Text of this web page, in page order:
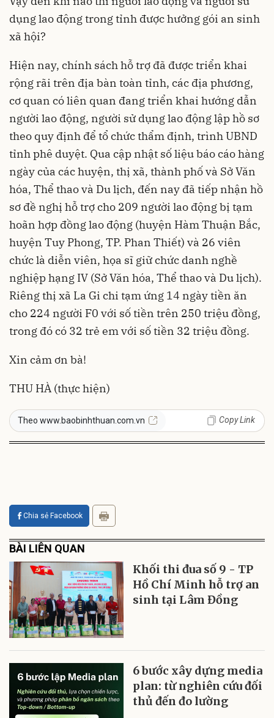
dụng lao động trong tỉnh được hưởng gói an sinh
xã hội?
Hiện nay, chính sách hỗ trợ đã được triển khai
rộng rãi trên địa bàn toàn tỉnh, các địa phương,
cơ quan có liên quan đang triển khai hướng dẫn
người lao động, người sử dụng lao động lập hồ sơ
theo quy định để tổ chức thẩm định, trình UBND
tỉnh phê duyệt. Qua cập nhật số liệu báo cáo hàng
ngày của các huyện, thị xã, thành phố và Sở Văn
hóa, Thể thao và Du lịch, đến nay đã tiếp nhận hồ
sơ đề nghị hỗ trợ cho 209 người lao động bị tạm
hoãn hợp đồng lao động (huyện Hàm Thuận Bắc,
huyện Tuy Phong, TP. Phan Thiết) và 26 viên
chức là diễn viên, họa sĩ giữ chức danh nghề
nghiệp hạng IV (Sở Văn hóa, Thể thao và Du lịch).
Riêng thị xã La Gi chi tạm ứng 14 ngày tiền ăn
cho 224 người F0 với số tiền trên 250 triệu đồng,
trong đó có 32 trẻ em với số tiền 32 triệu đồng.
Xin cảm ơn bà!
THU HÀ (thực hiện)
Theo www.baobinhthuan.com.vn Copy Link
Chia sẻ Facebook
BÀI LIÊN QUAN
Khối thi đua số 9 - TP
Hồ Chí Minh hỗ trợ an
sinh tại Lâm Đồng
6 bước xây dựng media
plan: từ nghiên cứu đối
thủ đến đo lường